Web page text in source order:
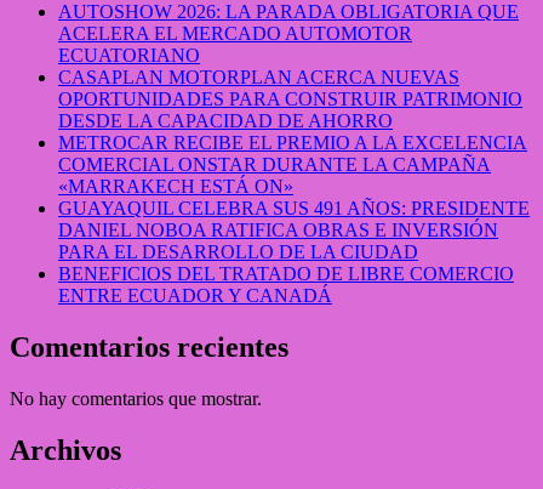
AUTOSHOW 2026: LA PARADA OBLIGATORIA QUE
ACELERA EL MERCADO AUTOMOTOR
ECUATORIANO
CASAPLAN MOTORPLAN ACERCA NUEVAS
OPORTUNIDADES PARA CONSTRUIR PATRIMONIO
DESDE LA CAPACIDAD DE AHORRO
METROCAR RECIBE EL PREMIO A LA EXCELENCIA
COMERCIAL ONSTAR DURANTE LA CAMPAÑA
«MARRAKECH ESTÁ ON»
GUAYAQUIL CELEBRA SUS 491 AÑOS: PRESIDENTE
DANIEL NOBOA RATIFICA OBRAS E INVERSIÓN
PARA EL DESARROLLO DE LA CIUDAD
BENEFICIOS DEL TRATADO DE LIBRE COMERCIO
ENTRE ECUADOR Y CANADÁ
Comentarios recientes
No hay comentarios que mostrar.
Archivos